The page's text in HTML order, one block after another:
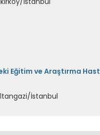
Eğitim ve Araştırma
İstanbul